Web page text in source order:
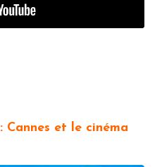
Cannes et le cinéma